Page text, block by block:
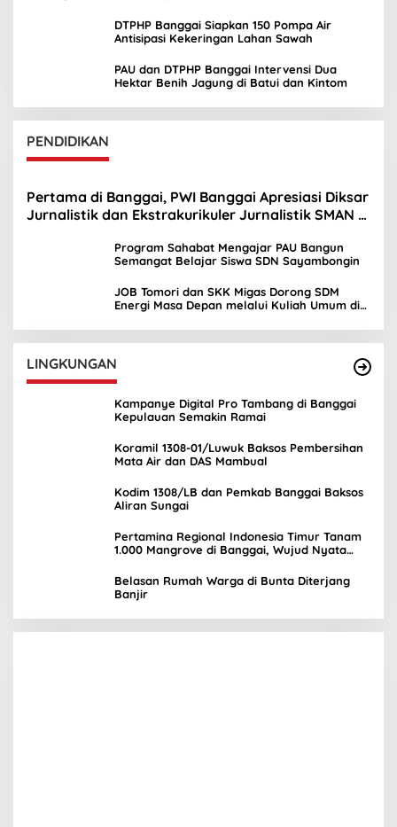
DTPHP Banggai Siapkan 150 Pompa Air
Antisipasi Kekeringan Lahan Sawah
PAU dan DTPHP Banggai Intervensi Dua
Hektar Benih Jagung di Batui dan Kintom
PENDIDIKAN
Pertama di Banggai, PWI Banggai Apresiasi Diksar
Jurnalistik dan Ekstrakurikuler Jurnalistik SMAN 1
Program Sahabat Mengajar PAU Bangun
Semangat Belajar Siswa SDN Sayambongin
JOB Tomori dan SKK Migas Dorong SDM
Energi Masa Depan melalui Kuliah Umum di
LINGKUNGAN
Kampanye Digital Pro Tambang di Banggai
Kepulauan Semakin Ramai
Koramil 1308-01/Luwuk Baksos Pembersihan
Mata Air dan DAS Mambual
Kodim 1308/LB dan Pemkab Banggai Baksos
Aliran Sungai
Pertamina Regional Indonesia Timur Tanam
1.000 Mangrove di Banggai, Wujud Nyata
Belasan Rumah Warga di Bunta Diterjang
Banjir